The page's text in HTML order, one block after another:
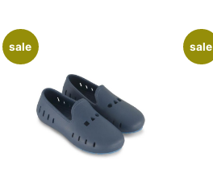
sale
sale